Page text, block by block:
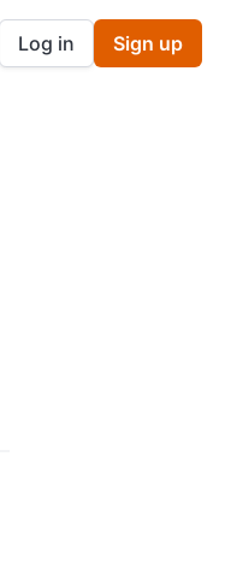
Log in Sign up